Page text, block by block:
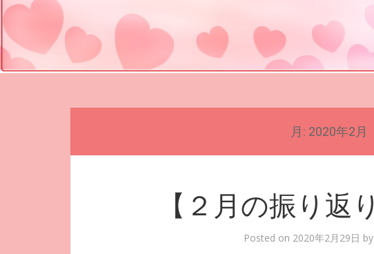
月: 2020年2月
【２月の振り返り
Posted on 2020年2月29日 by